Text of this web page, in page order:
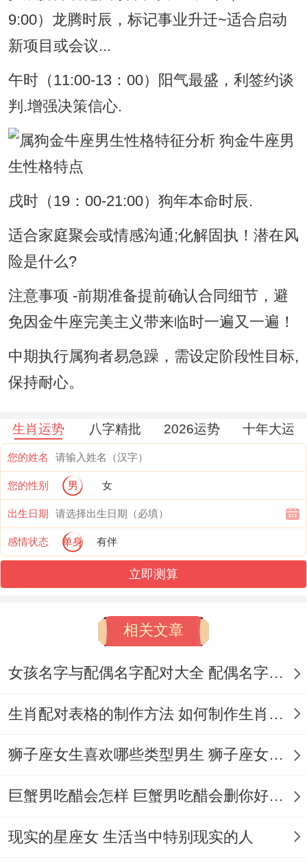
9:00）龙腾时辰，标记事业升迁~适合启动
新项目或会议...
午时（11:00-13：00）阳气最盛，利签约谈
判.增强决策信心.
戌时（19：00-21:00）狗年本命时辰.
适合家庭聚会或情感沟通;化解固执！潜在风
险是什么?
注意事项 -前期准备提前确认合同细节，避
免因金牛座完美主义带来临时一遍又一遍！
中期执行属狗者易急躁，需设定阶段性目标,
保持耐心。
生肖运势 八字精批 2026运势 十年大运
您的姓名
您的性别 男 女
出生日期
感情状态 单身 有伴
立即测算
相关文章
女孩名字与配偶名字配对大全 配偶名字配对女孩版
生肖配对表格的制作方法 如何制作生肖配对表格
狮子座女生喜欢哪些类型男生 狮子座女生喜欢哪种男生
巨蟹男吃醋会怎样 巨蟹男吃醋会删你好友吗
现实的星座女 生活当中特别现实的人